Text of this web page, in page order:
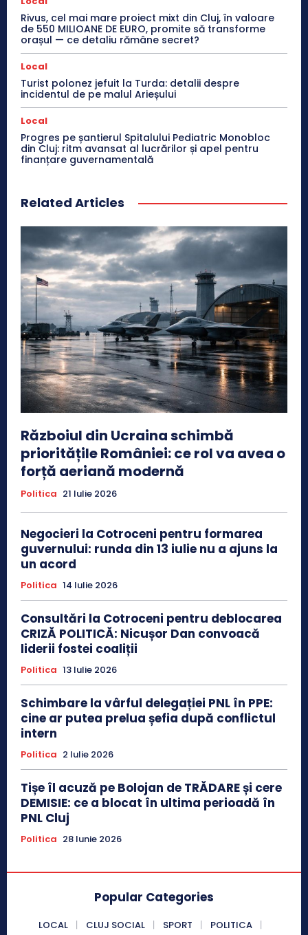
Rivus, cel mai mare proiect mixt din Cluj, în valoare
de 550 MILIOANE DE EURO, promite să transforme
orașul — ce detaliu rămâne secret?
Local
Turist polonez jefuit la Turda: detalii despre
incidentul de pe malul Arieșului
Local
Progres pe șantierul Spitalului Pediatric Monobloc
din Cluj: ritm avansat al lucrărilor și apel pentru
finanțare guvernamentală
Related Articles
Războiul din Ucraina schimbă
prioritățile României: ce rol va avea o
forță aeriană modernă
Politica 21 Iulie 2026
Negocieri la Cotroceni pentru formarea
guvernului: runda din 13 iulie nu a ajuns la
un acord
Politica 14 Iulie 2026
Consultări la Cotroceni pentru deblocarea
CRIZĂ POLITICĂ: Nicușor Dan convoacă
liderii fostei coaliții
Politica 13 Iulie 2026
Schimbare la vârful delegației PNL în PPE:
cine ar putea prelua șefia după conflictul
intern
Politica 2 Iulie 2026
Tișe îl acuză pe Bolojan de TRĂDARE și cere
DEMISIE: ce a blocat în ultima perioadă în
PNL Cluj
Politica 28 Iunie 2026
Popular Categories
LOCAL CLUJ SOCIAL SPORT
POLITICA